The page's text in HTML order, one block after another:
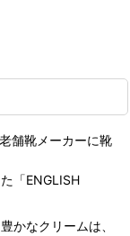
舗靴メーカーに靴
「ENGLISH
かなクリームは、